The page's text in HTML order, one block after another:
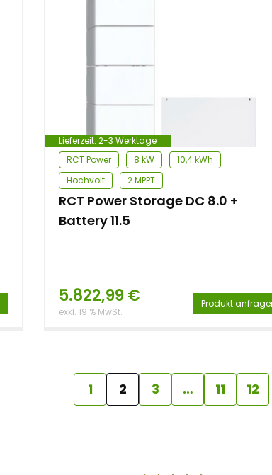
Lieferzeit: 2-3 Werktage
RCT Power
8 kW
10,4 kWh
Hochvolt
2 MPPT
RCT Power Storage DC 8.0 +
Battery 11.5
5.822,99€
exkl. 19 % MwSt.
Produkt
1 2 3 … 11 12